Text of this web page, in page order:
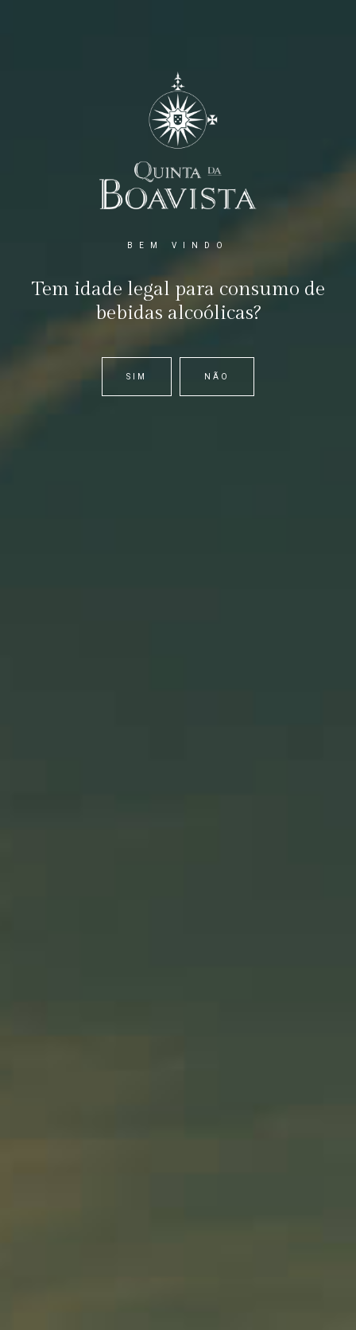
BEM VINDO
Tem idade legal para consumo de
bebidas alcoólicas?
SIM NÃO
EXPLORAR VINHOS